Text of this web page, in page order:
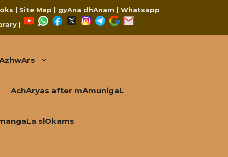
| Site Map | gyAna dhAnam | Whatsapp
|
YouTubeWhatsApp
Facebook
X Instagram
Telegram
Google
AchAryas after mAmunigaL
slOkams